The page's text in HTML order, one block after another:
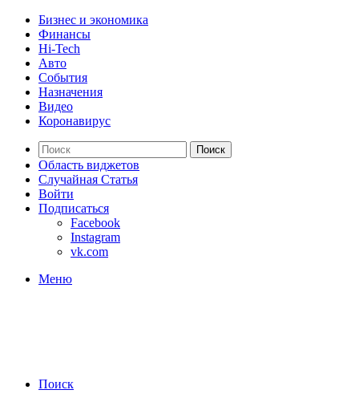
Бизнес и экономика
Финансы
Hi-Tech
Авто
События
Назначения
Видео
Коронавирус
Поиск
Область виджетов
Случайная Статья
Войти
Подписаться
Facebook
Instagram
vk.com
Меню
Поиск